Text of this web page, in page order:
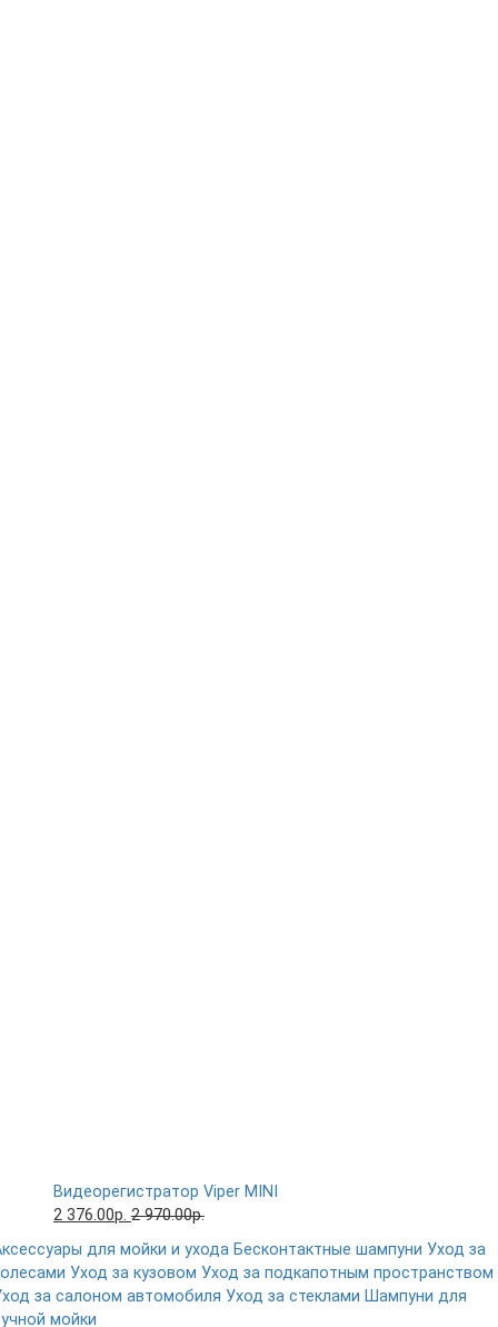
Видеорегистратор Viper MINI
2 376.00р. 2 970.00р.
для мойки и ухода Бесконтактные шампуни Уход за
Уход за кузовом Уход за подкапотным пространством
за салоном автомобиля Уход за стеклами Шампуни для
мойки